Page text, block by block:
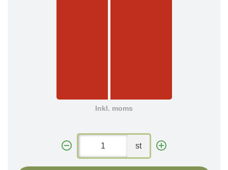
Inkl. moms
st